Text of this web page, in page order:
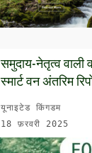
समुदाय-नेतृत्व वाली
स्मार्ट वन अंतरिम
यूनाइटेड किंगडम
18 फ़रवरी 2025